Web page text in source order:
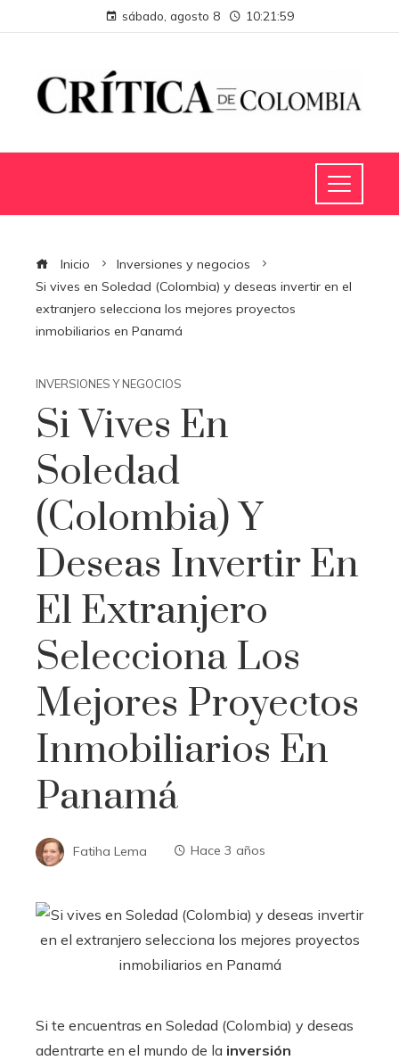
sábado, agosto 8 10:21:59
Inicio
Inversiones y negocios
Si vives en Soledad (Colombia) y deseas invertir en el
extranjero selecciona los mejores proyectos
inmobiliarios en Panamá
INVERSIONES Y NEGOCIOS
Si Vives En
Soledad
(Colombia) Y
Deseas Invertir En
El Extranjero
Selecciona Los
Mejores Proyectos
Inmobiliarios En
Panamá
Fatiha Lema Hace 3 años
Si te encuentras en Soledad (Colombia) y deseas
adentrarte en el mundo de la inversión